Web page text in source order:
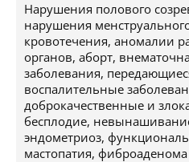
Нарушения полового
нарушения
кровотечения, аномалии
органов, аборт,
заболевания,
воспалительные
доброкачественные и
бесплодие,
эндометриоз,
мастопатия,